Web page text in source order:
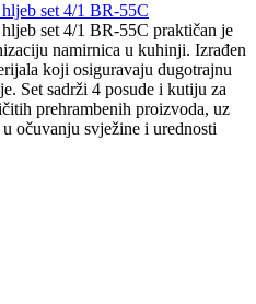
set 4/1 BR-55C
set 4/1 BR-55C praktičan je
namirnica u kuhinji. Izrađen
koji osiguravaju dugotrajnu
Set sadrži 4 posude i kutiju za
prehrambenih proizvoda, uz
očuvanju svježine i urednosti